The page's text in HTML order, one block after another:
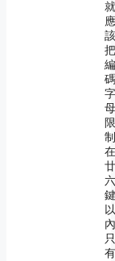
就
應
該
把
編
碼
字
母
限
制
在
廿
六
鍵
以
只
有